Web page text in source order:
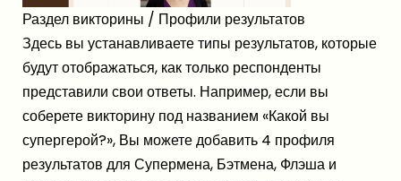
Раздел викторины / Профили результатов
Здесь вы устанавливаете типы результатов, которые
будут отображаться, как только респонденты
представили свои ответы. Например, если вы
соберете викторину под названием «Какой вы
супергерой?», Вы можете добавить 4 профиля
результатов для Супермена, Бэтмена, Флэша и